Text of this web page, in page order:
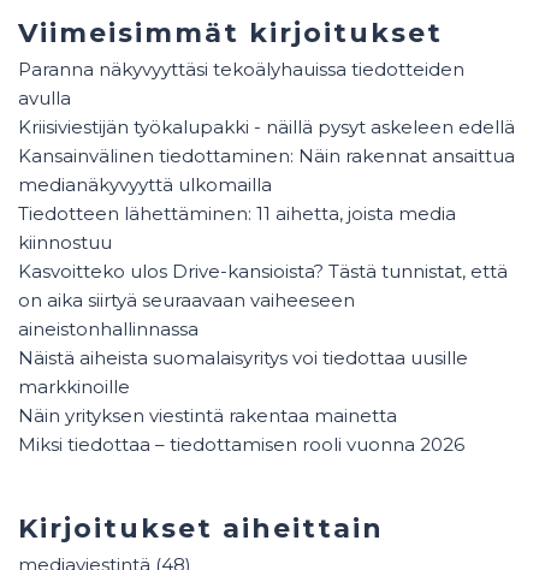
Viimeisimmät kirjoitukset
Paranna näkyvyyttäsi tekoälyhauissa tiedotteiden
avulla
Kriisiviestijän työkalupakki - näillä pysyt askeleen edellä
Kansainvälinen tiedottaminen: Näin rakennat ansaittua
medianäkyvyyttä ulkomailla
Tiedotteen lähettäminen: 11 aihetta, joista media
kiinnostuu
Kasvoitteko ulos Drive-kansioista? Tästä tunnistat, että
on aika siirtyä seuraavaan vaiheeseen
aineistonhallinnassa
Näistä aiheista suomalaisyritys voi tiedottaa uusille
markkinoille
Näin yrityksen viestintä rakentaa mainetta
Miksi tiedottaa – tiedottamisen rooli vuonna 2026
Kirjoitukset aiheittain
mediaviestintä (48)